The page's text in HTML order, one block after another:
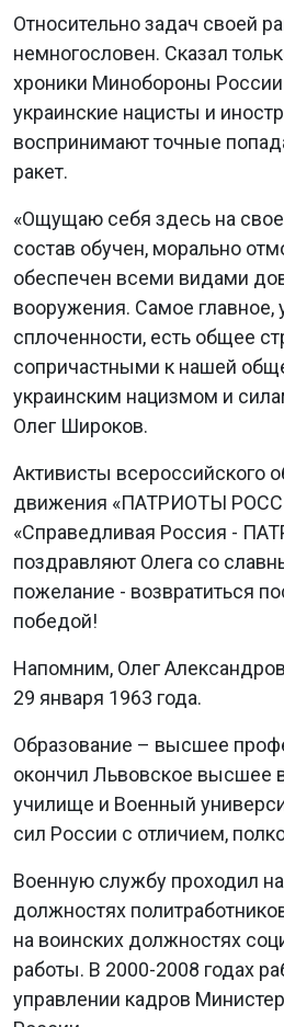
Относительно задач своей
немногословен. Сказал
хроники Минобороны России
украинские нацисты и
воспринимают точные
ракет.
«Ощущаю себя здесь на
состав обучен, морально
обеспечен всеми видами
вооружения. Самое главное,
сплоченности, есть общее
сопричастными к нашей
украинским нацизмом и
Олег Широков.
Активисты всероссийского
движения «ПАТРИОТЫ
«Справедливая Россия -
поздравляют Олега со
пожелание - возвратиться
победой!
Напомним, Олег
29 января 1963 года.
Образование – высшее
окончил Львовское высшее
училище и Военный
сил России с отличием,
Военную службу проходил
должностях
на воинских должностях
работы. В 2000-2008 годах
управлении кадров